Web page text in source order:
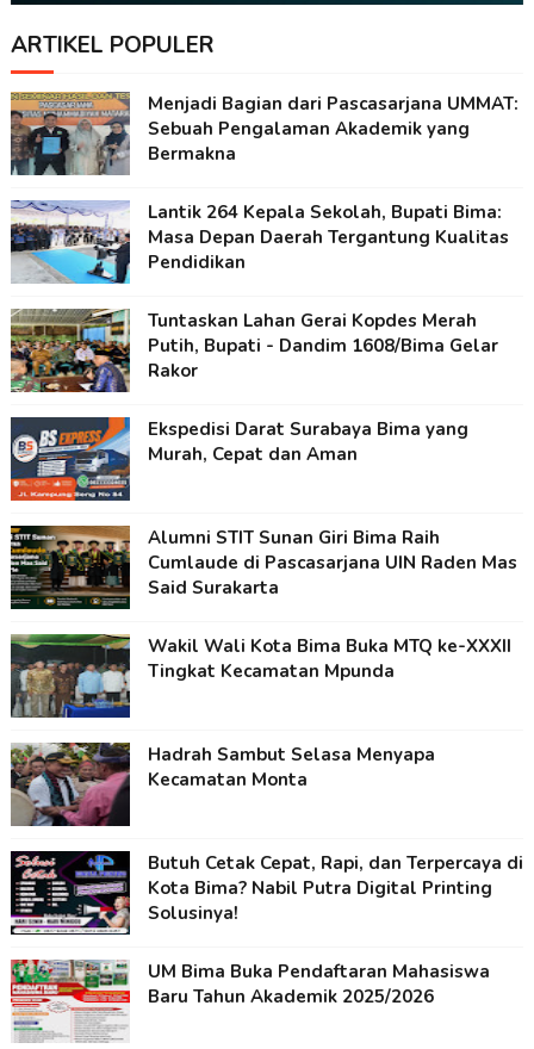
ARTIKEL POPULER
Menjadi Bagian dari Pascasarjana UMMAT:
Sebuah Pengalaman Akademik yang
Bermakna
Lantik 264 Kepala Sekolah, Bupati Bima:
Masa Depan Daerah Tergantung Kualitas
Pendidikan
Tuntaskan Lahan Gerai Kopdes Merah
Putih, Bupati - Dandim 1608/Bima Gelar
Rakor
Ekspedisi Darat Surabaya Bima yang
Murah, Cepat dan Aman
Alumni STIT Sunan Giri Bima Raih
Cumlaude di Pascasarjana UIN Raden Mas
Said Surakarta
Wakil Wali Kota Bima Buka MTQ ke-XXXII
Tingkat Kecamatan Mpunda
Hadrah Sambut Selasa Menyapa
Kecamatan Monta
Butuh Cetak Cepat, Rapi, dan Terpercaya di
Kota Bima? Nabil Putra Digital Printing
Solusinya!
UM Bima Buka Pendaftaran Mahasiswa
Baru Tahun Akademik 2025/2026